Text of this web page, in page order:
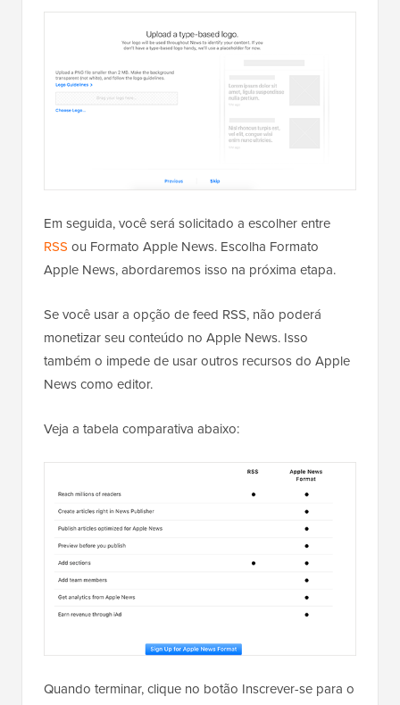
Em seguida, você será solicitado a escolher entre
RSS ou Formato Apple News. Escolha Formato
Apple News, abordaremos isso na próxima etapa.
Se você usar a opção de feed RSS, não poderá
monetizar seu conteúdo no Apple News. Isso
também o impede de usar outros recursos do Apple
News como editor.
Veja a tabela comparativa abaixo:
Quando terminar, clique no botão Inscrever-se para o